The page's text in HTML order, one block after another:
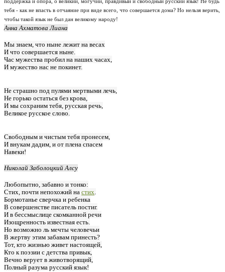
поддержка и опора, о великий, могучий, правдивый и свободный русский язык! Не будь
тебя - как не впасть в отчаяние при виде всего, что совершается дома? Но нельзя верить,
чтобы такой язык не был дан великому народу!
Анна Ахматова Лиана
Мы знаем, что ныне лежит на весах
И что совершается ныне.
Час мужества пробил на наших часах,
И мужество нас не покинет.
Не страшно под пулями мертвыми лечь,
Не горько остаться без крова,
И мы сохраним тебя, русская речь,
Великое русское слово.
Свободным и чистым тебя пронесем,
И внукам дадим, и от плена спасем
Навеки!
Николай Заболоцкий Алсу
Любопытно, забавно и тонко:
Стих, почти непохожий на стих.
Бормотанье сверчка и ребенка
В совершенстве писатель постиг.
И в бессмыслице скомканной речи
Изощренность известная есть.
Но возможно ль мечты человечьи
В жертву этим забавам принесть?
Тот, кто жизнью живет настоящей,
Кто к поэзии с детства привык,
Вечно верует в животворящий,
Полный разума русский язык!